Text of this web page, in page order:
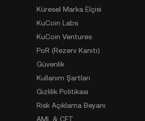
Küresel Marka Elçisi
KuCoin Labs
KuCoin Ventures
PoR (Rezerv Kanıtı)
Güvenlik
Kullanım Şartları
Gizlilik Politikası
Risk Açıklama Beyanı
AML & CFT